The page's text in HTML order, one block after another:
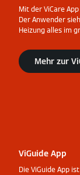
Mit der ViCare
Der Anwender
Heizung alles im
Mehr zur
ViGuide App
Die ViGuide App